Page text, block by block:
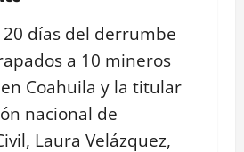
20 días del derrumbe
a 10 mineros
Coahuila y la titular
nacional de
Laura Velázquez,